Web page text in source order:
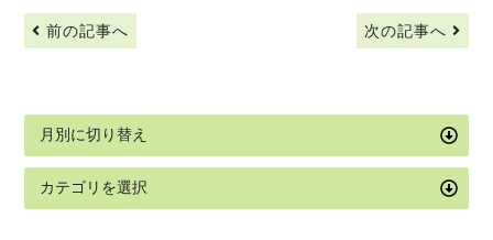
前の記事へ 次の記事へ